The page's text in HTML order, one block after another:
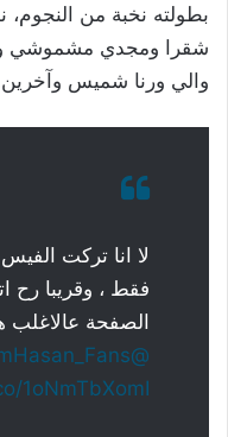
بطولته نخبة من النجوم،
شقرا ومجدي مشموشي
والي ورنا شميس
لا انا تركت الفيس
فقط ، وقريبا رح
الصفحة عالاغلب
@TaimHasan_Fans
1oNmTbXomI